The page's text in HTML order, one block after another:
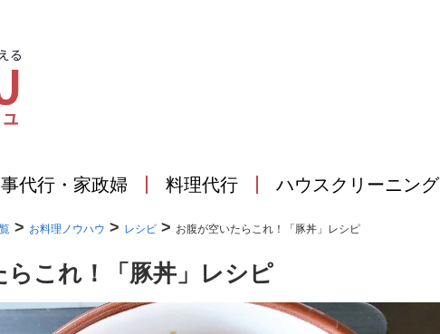
代行・家政婦 料理代行 ハウスクリーニング
> お料理ノウハウ > レシピ > お腹が空いたらこれ！「豚丼」レシピ
らこれ！「豚丼」レシピ